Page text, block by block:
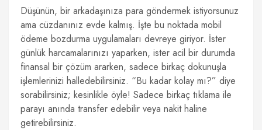
Düşünün, bir arkadaşınıza para göndermek istiyorsunuz
ama cüzdanınız evde kalmış. İşte bu noktada mobil
ödeme bozdurma uygulamaları devreye giriyor. İster
günlük harcamalarınızı yaparken, ister acil bir durumda
finansal bir çözüm ararken, sadece birkaç dokunuşla
işlemlerinizi halledebilirsiniz. “Bu kadar kolay mı?” diye
sorabilirsiniz; kesinlikle öyle! Sadece birkaç tıklama ile
parayı anında transfer edebilir veya nakit haline
getirebilirsiniz.